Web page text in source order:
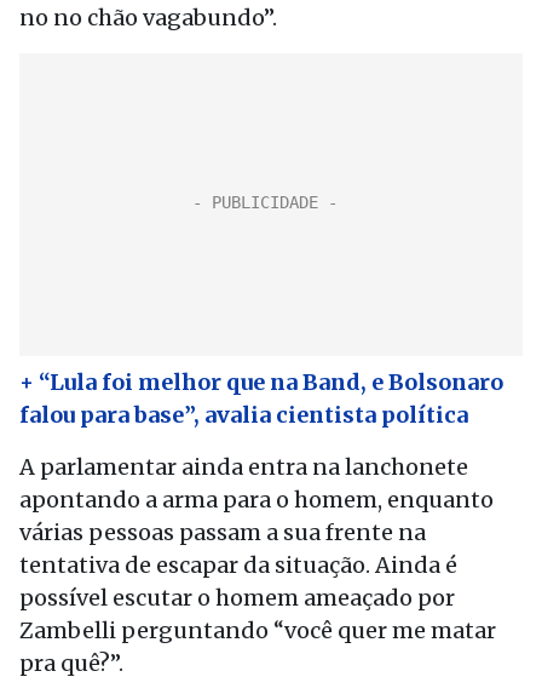
no no chão vagabundo”.
+ “Lula foi melhor que na Band, e Bolsonaro
falou para base”, avalia cientista política
A parlamentar ainda entra na lanchonete
apontando a arma para o homem, enquanto
várias pessoas passam a sua frente na
tentativa de escapar da situação. Ainda é
possível escutar o homem ameaçado por
Zambelli perguntando “você quer me matar
pra quê?”.